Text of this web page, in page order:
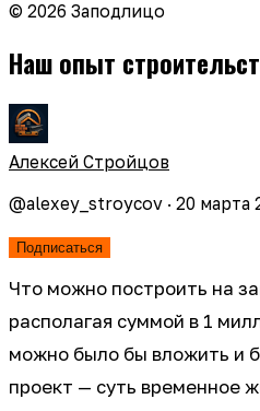
© 2026 Заподлицо
Наш опыт
Алексей Стройцов
@alexey_stroycov · 20 марта
Подписаться
Что можно построить на
располагая суммой в 1
можно было бы вложить и
проект — суть временное